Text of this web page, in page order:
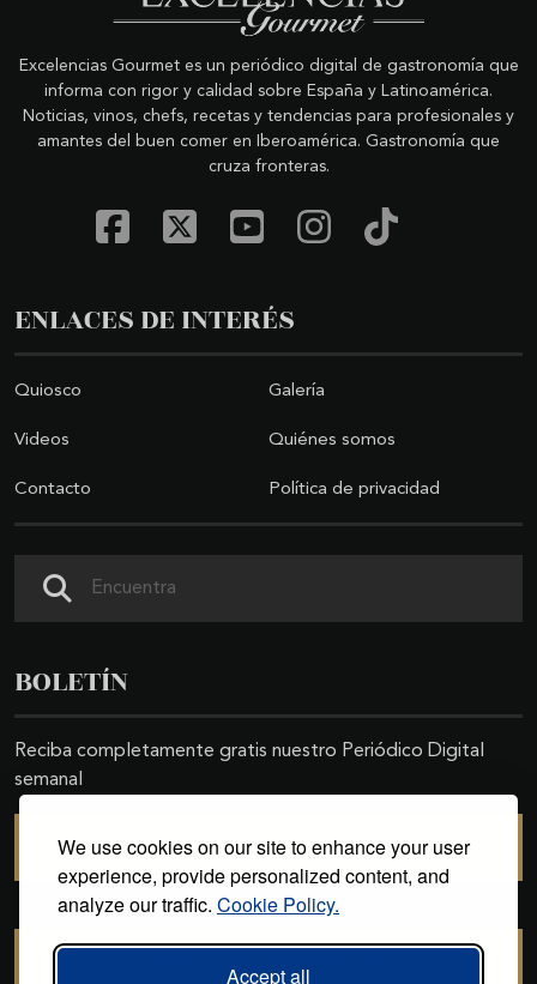
We use cookies on our site to enhance your user
experience, provide personalized content, and
analyze our traffic. Cookie Policy.
Accept all
Excelencias Gourmet es un periódico digital de gastronomía que
informa con rigor y calidad sobre España y Latinoamérica.
Noticias, vinos, chefs, recetas y tendencias para profesionales y
amantes del buen comer en Iberoamérica. Gastronomía que
cruza fronteras.
ENLACES DE INTERÉS
Quiosco Galería
Videos Quiénes somos
Contacto Política de privacidad
BOLETÍN
Reciba completamente gratis nuestro Periódico Digital
semanal
SUSCRIBIRSE